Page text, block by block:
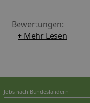
Bewertungen:
+ Mehr Lesen
Jobs nach Bundesländern